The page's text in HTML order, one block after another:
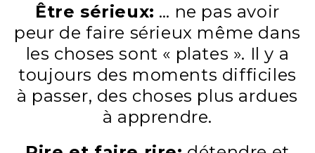
Être sérieux: … ne pas avoir
peur de faire sérieux même dans
les choses sont « plates ». Il y a
toujours des moments difficiles
à passer, des choses plus ardues
à apprendre.